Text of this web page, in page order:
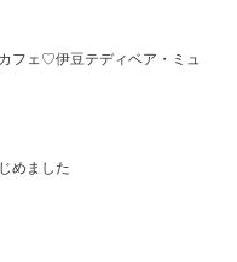
フェ♡伊豆テディベア・ミュ
めました